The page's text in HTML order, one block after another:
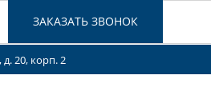
д. 20, корп. 2
ЗАКАЗАТЬ ЗВОНОК